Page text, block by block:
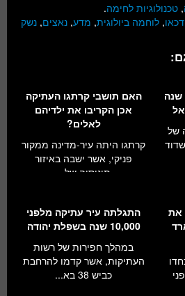
, טכנולוגיות לחימה.
, לוחמה ביולוגית, מדע, נאצים, נשק
קבר כנעני-מצרי בן 3,300 שנה
של
האם תושבי קרתגו העתיקה
אכן הקריבו את ילדיהם
לאלים?
קרתגו היתה עיר-מדינה ממקור
פניקי, אשר ישבה באיזור
תוניסיה של...
את
התגלתה עיר עתיקה מלפני
10,000 שנה בשפלת יהודה
במהלך חפירות של רשות
העתיקות, אשר קדמו להרחבת
כביש 38 בא...